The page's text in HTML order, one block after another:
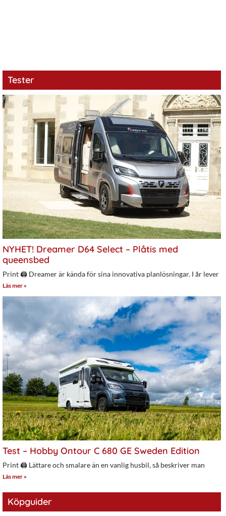
Tester
NYHET! Dreamer D64 Select – Plåtis med
queensbed
Print 🖨 Dreamer är kända för sina innovativa planlösningar. I år lever
Läs mer »
Test – Hobby Ontour C 680 GE Sweden Edition
Print 🖨 Lättare och smalare än en vanlig husbil, så beskriver man
Läs mer »
Köpguider